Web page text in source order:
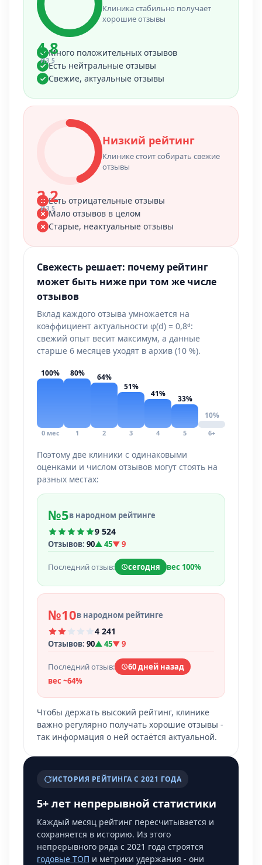
4.8
ИЗ 5
Клиника стабильно получает
хорошие отзывы
Много положительных отзывов
Есть нейтральные отзывы
Свежие, актуальные отзывы
2.2
ИЗ 5
Низкий рейтинг
Клинике стоит собирать свежие
отзывы
Есть отрицательные отзывы
Мало отзывов в целом
Старые, неактуальные отзывы
Свежесть решает: почему рейтинг
может быть ниже при том же числе
отзывов
Вклад каждого отзыва умножается на
коэффициент актуальности φ(d) = 0,8ᵈ:
свежий опыт весит максимум, а данные
старше 6 месяцев уходят в архив (10 %).
100%
0 мес
80%
1
64%
2
51%
3
41%
4
33%
5
10%
6+
Поэтому две клиники с одинаковыми
оценками и числом отзывов могут стоять на
разных местах:
№5в народном рейтинге
9 524
Отзывов: 90▲ 45▼ 9
Последний отзыв: сегодня вес 100%
№10в народном рейтинге
4 241
Отзывов: 90▲ 45▼ 9
Последний отзыв:
60 дней назад
вес ~64%
Чтобы держать высокий рейтинг, клинике
важно регулярно получать хорошие отзывы -
так информация о ней остаётся актуальной.
ИСТОРИЯ РЕЙТИНГА С 2021 ГОДА
5+ лет непрерывной статистики
Каждый месяц рейтинг пересчитывается и
сохраняется в историю. Из этого
непрерывного ряда с 2021 года строятся
годовые ТОП и метрики удержания - они